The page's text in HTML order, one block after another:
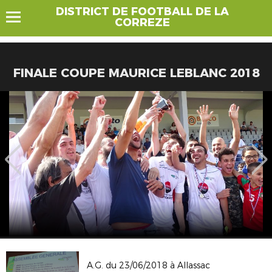
DISTRICT DE FOOTBALL DE LA
CORREZE
FINALE COUPE MAURICE LEBLANC 2018
A.G. du 23/06/2018 à Allassac